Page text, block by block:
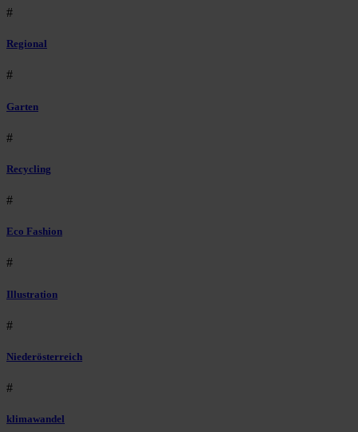
#
Regional
#
Garten
#
Recycling
#
Eco Fashion
#
Illustration
#
Niederösterreich
#
klimawandel